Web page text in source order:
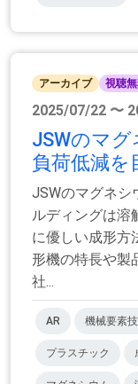
アーカイブ 視聴
2025/07/22 〜
JSWのマ
負荷低減を
JSWのマグネシ
ルディングは溶
に優しい成形方
形機の特長や製
社...
AR 機械要素
プラスチック